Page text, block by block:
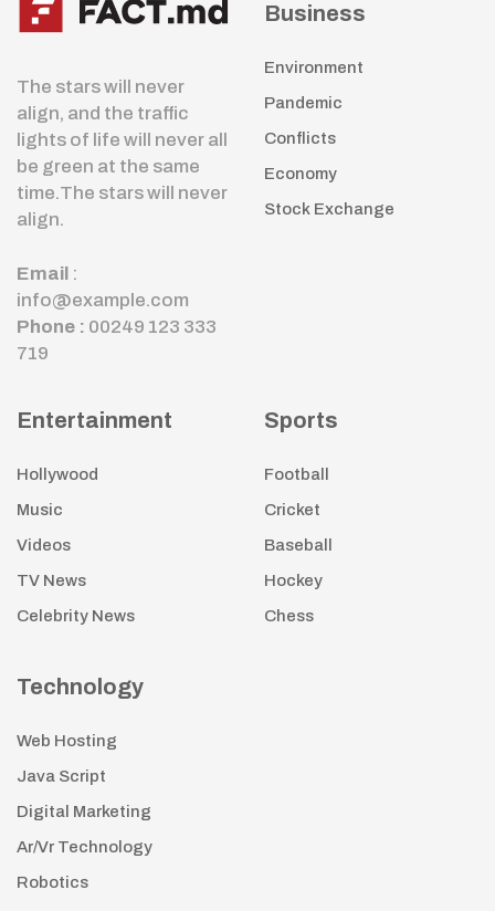
The stars will never
align, and the traffic
lights of life will never all
be green at the same
time.The stars will never
align.
Email :
info@example.com
Phone : 00249 123 333
719
Business
Environment
Pandemic
Conflicts
Economy
Stock Exchange
Entertainment
Hollywood
Music
Videos
TV News
Celebrity News
Sports
Football
Cricket
Baseball
Hockey
Chess
Technology
Web Hosting
Java Script
Digital Marketing
Ar/Vr Technology
Robotics